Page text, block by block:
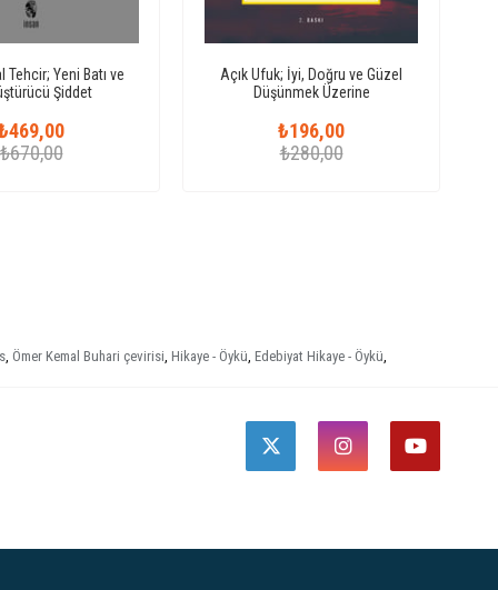
Yeni Batı ve
Şiddet
₺670,00
Açık Ufuk; İyi, Doğru ve Güzel
Düşünmek Üzerine
₺196,00
₺280,00
, Ömer Kemal Buhari çevirisi Hikaye - Öykü Edebiyat Hikaye - Öykü